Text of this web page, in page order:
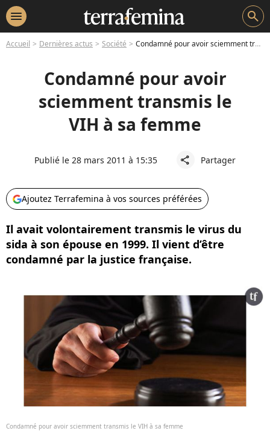
menu search
Accueil Dernières actus Société Condamné pour avoir sciemment transmis le VIH à sa femme
Condamné pour avoir
sciemment transmis le
VIH à sa femme
Publié le 28 mars 2011 à 15:35 share Partager
Ajoutez Terrafemina à vos sources préférées
Il avait volontairement transmis le virus du
sida à son épouse en 1999. Il vient d’être
condamné par la justice française.
Condamné pour avoir sciemment transmis le VIH à sa femme